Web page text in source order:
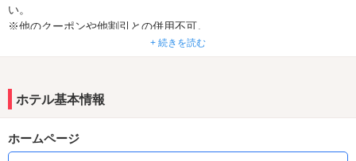
い。
※他のクーポンや他割引との併用不可。
※メンバーズ割引やメンバーズカード割引との併用不可。
+ 続きを読む
ホテル基本情報
ホームページ